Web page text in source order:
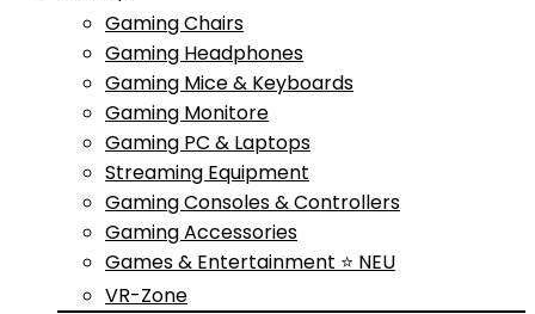
Gaming Chairs
Gaming Headphones
Gaming Mice & Keyboards
Gaming Monitore
Gaming PC & Laptops
Streaming Equipment
Gaming Consoles & Controllers
Gaming Accessories
Games & Entertainment ⭐ NEU
VR-Zone